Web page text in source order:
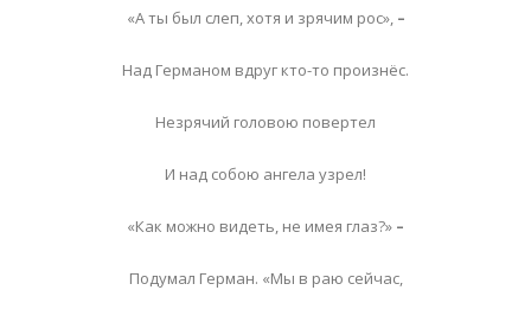
«А ты был слеп, хотя и зрячим рос»,–
Над Германом вдруг кто-то произнёс.
Незрячий головою повертел
И над собою ангела узрел!
«Как можно видеть, не имея глаз?» –
Подумал Герман. «Мы в раю сейчас,